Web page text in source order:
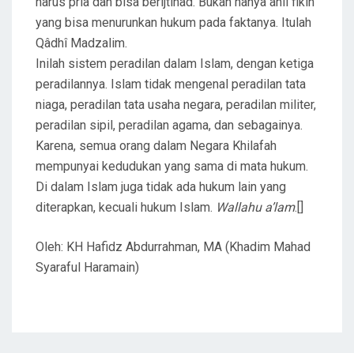
yang bisa menurunkan hukum pada faktanya. Itulah
Qâdhî Madzalim.
Inilah sistem peradilan dalam Islam, dengan ketiga
peradilannya. Islam tidak mengenal peradilan tata
niaga, peradilan tata usaha negara, peradilan militer,
peradilan sipil, peradilan agama, dan sebagainya.
Karena, semua orang dalam Negara Khilafah
mempunyai kedudukan yang sama di mata hukum.
Di dalam Islam juga tidak ada hukum lain yang
diterapkan, kecuali hukum Islam. Wallahu a’lam.[]
Oleh: KH Hafidz Abdurrahman, MA (Khadim Mahad
Syaraful Haramain)